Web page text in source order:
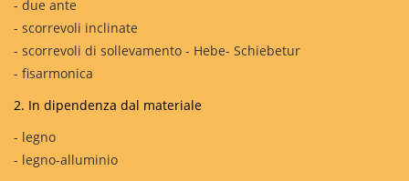
- due ante
- scorrevoli inclinate
- scorrevoli di sollevamento - Hebe- Schiebetur
- fisarmonica
2. In dipendenza dal materiale
- legno
- legno-alluminio